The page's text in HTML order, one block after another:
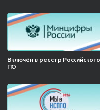
Включён в реестр Российского
ПО